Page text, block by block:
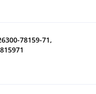
78159-71,